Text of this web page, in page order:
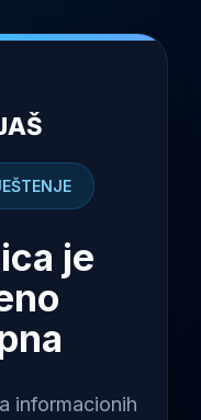
je
informacionih